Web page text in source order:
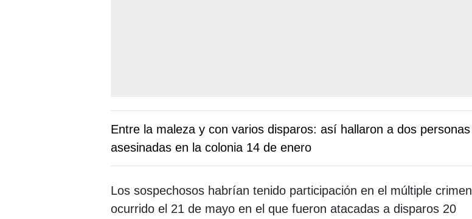
Entre la maleza y con varios disparos: así hallaron a dos personas
asesinadas en la colonia 14 de enero
Los sospechosos habrían tenido participación en el múltiple crimen
ocurrido el 21 de mayo en el que fueron atacadas a disparos 20